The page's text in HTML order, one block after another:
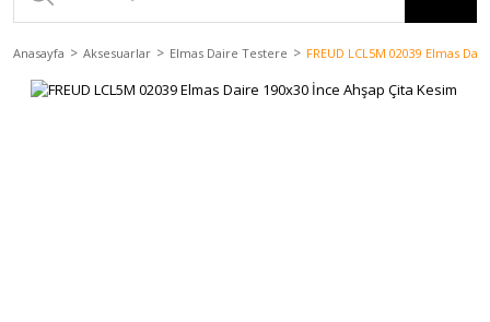
Anasayfa Aksesuarlar Elmas Daire Testere FREUD LCL5M 02039 Elmas